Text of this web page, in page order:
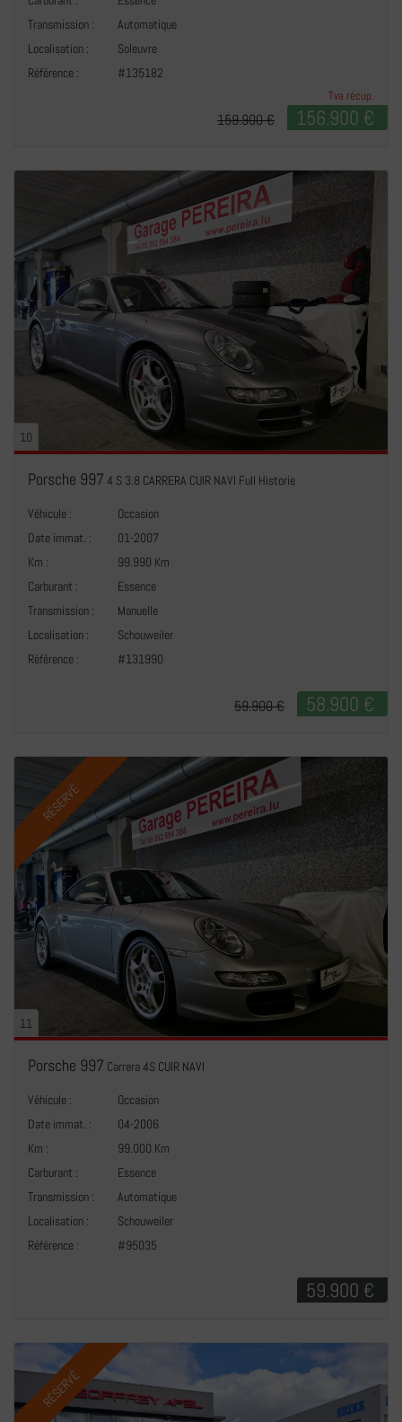
Transmission :
Automatique
Localisation :
Soleuvre
Référence :
#135182
Tva récup.
156.900 €
159.900 €
10
Porsche 997 4 S 3.8 CARRERA CUIR NAVI Full Historie
Véhicule :
Occasion
Date immat. :
01-2007
Km :
99.990 Km
Carburant :
Essence
Transmission :
Manuelle
Localisation :
Schouweiler
Référence :
#131990
58.900 €
59.900 €
RÉSERVÉ
11
Porsche 997 Carrera 4S CUIR NAVI
Véhicule :
Occasion
Date immat. :
04-2006
Km :
99.000 Km
Carburant :
Essence
Transmission :
Automatique
Localisation :
Schouweiler
Référence :
#95035
59.900 €
RÉSERVÉ